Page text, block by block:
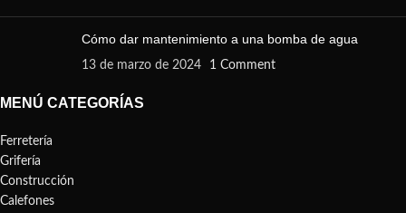
Cómo dar mantenimiento a una bomba de agua
13 de marzo de 2024 1 Comment
MENÚ CATEGORÍAS
Ferretería
Grifería
Construcción
Calefones